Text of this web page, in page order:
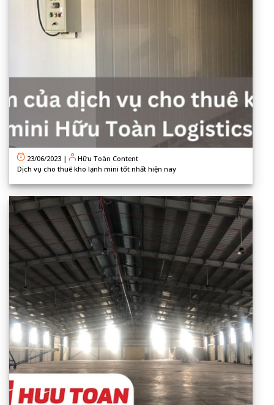
23/06/2023 |
Hữu Toàn Content
Dịch vụ cho thuê kho lạnh mini tốt nhất hiện nay